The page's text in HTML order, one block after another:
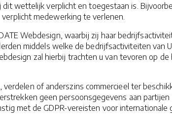
wettelijk verplicht en toegestaan is.
medewerking te verlenen.
Webdesign, waarbij zij haar
middels welke de bedrijfsactiviteiten van
zal hierbij trachten u van tevoren op
of anderszins commercieel ter
geen persoonsgegevens aan
met de GDPR-vereisten voor internationale